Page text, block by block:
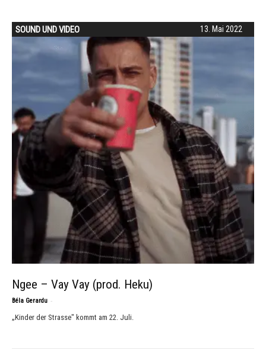
13. Mai 2022
SOUND UND VIDEO
Ngee – Vay Vay (prod. Heku)
Béla Gerardu -
„Kinder der Strasse" kommt am 22. Juli.